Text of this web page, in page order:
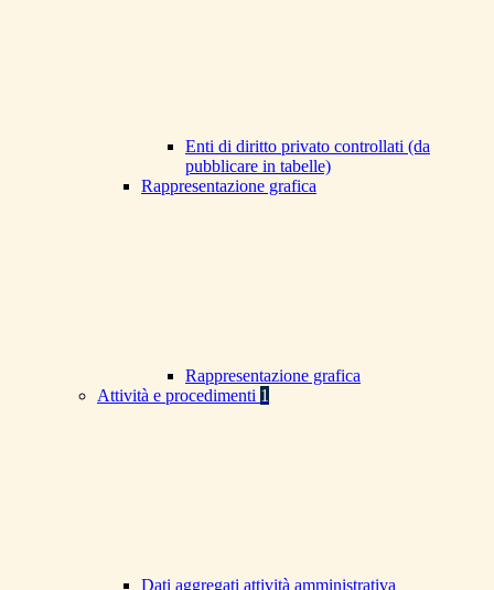
Enti di diritto privato controllati (da
pubblicare in tabelle)
Rappresentazione grafica
Rappresentazione grafica
Attività e procedimenti 1
Dati aggregati attività amministrativa